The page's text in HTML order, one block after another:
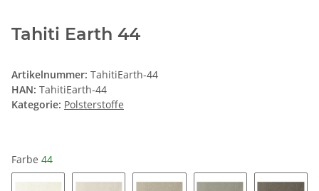
Tahiti Earth 44
Artikelnummer: TahitiEarth-44
HAN: TahitiEarth-44
Kategorie: Polsterstoffe
Farbe 44